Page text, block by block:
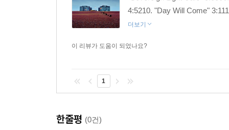
4:5210. "Day Will Come"
더보기
이 리뷰가 도움이 되었나요?
1
한줄평 (0건)